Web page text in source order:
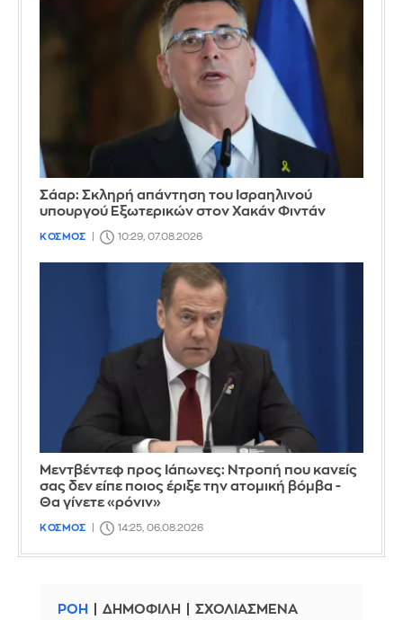
Σάαρ: Σκληρή απάντηση του Ισραηλινού
υπουργού Εξωτερικών στον Χακάν Φιντάν
ΚΟΣΜΟΣ 10:29, 07.08.2026
Μεντβέντεφ προς Ιάπωνες: Ντροπή που κανείς
σας δεν είπε ποιος έριξε την ατομική βόμβα -
Θα γίνετε «ρόνιν»
ΚΟΣΜΟΣ 14:25, 06.08.2026
ΡΟΗ ΔΗΜΟΦΙΛΗ ΣΧΟΛΙΑΣΜΕΝΑ